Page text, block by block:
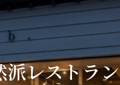
レストラン